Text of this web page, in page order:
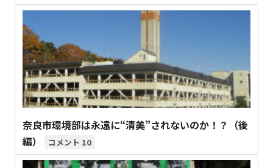
奈良市環境部は永遠に“清美”されないのか！？（後
編）
10